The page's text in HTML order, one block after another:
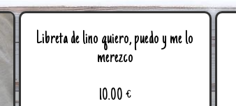
Libreta de lino quiero, puedo y me lo
merezco
10.00 €